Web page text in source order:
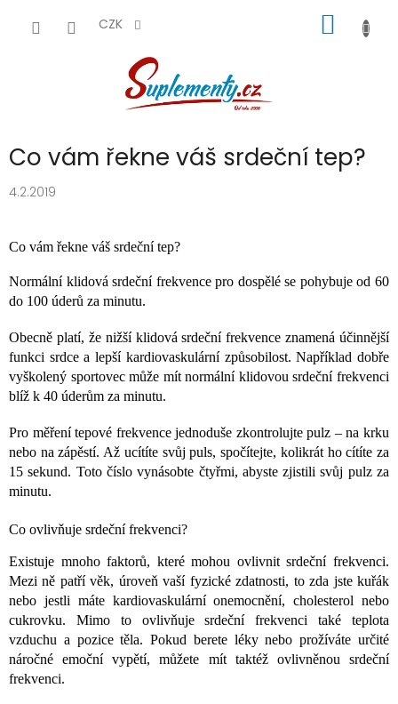
CZK
KOŠÍK
Co vám řekne váš srdeční tep?
4.2.2019
Co vám řekne váš srdeční tep?
Normální klidová srdeční frekvence pro dospělé se pohybuje od 60
do 100 úderů za minutu.
Obecně platí, že nižší klidová srdeční frekvence znamená účinnější
funkci srdce a lepší kardiovaskulární způsobilost. Například dobře
vyškolený sportovec může mít normální klidovou srdeční frekvenci
blíž k 40 úderům za minutu.
Pro měření tepové frekvence jednoduše zkontrolujte pulz – na krku
nebo na zápěstí. Až ucítíte svůj puls, spočítejte, kolikrát ho cítíte za
15 sekund. Toto číslo vynásobte čtyřmi, abyste zjistili svůj pulz za
minutu.
Co ovlivňuje srdeční frekvenci?
Existuje mnoho faktorů, které mohou ovlivnit srdeční frekvenci.
Mezi ně patří věk, úroveň vaší fyzické zdatnosti, to zda jste kuřák
nebo jestli máte kardiovaskulární onemocnění, cholesterol nebo
cukrovku. Mimo to ovlivňuje srdeční frekvenci také teplota
vzduchu a pozice těla. Pokud berete léky nebo prožíváte určité
náročné emoční vypětí, můžete mít taktéž ovlivněnou srdeční
frekvenci.